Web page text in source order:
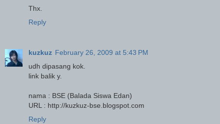
Thx.
Reply
kuzkuz February 26, 2009 at 5:43 PM
udh dipasang kok.
link balik y.
nama : BSE (Balada Siswa Edan)
URL : http://kuzkuz-bse.blogspot.com
Reply